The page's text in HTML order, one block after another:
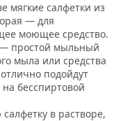
мягкие салфетки из
— для
моющее средство.
простой мыльный
мыла или средства
подойдут
бесспиртовой
в растворе,